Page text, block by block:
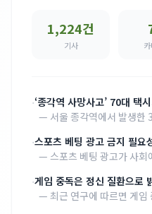
1,224건
기사
·‘종각역 사망사고’ 70대 택
— 서울 종각역에서 발생한
은 해당 기사에게서 모르핀
국과수에 정밀 검사를 의뢰
·스포츠 베팅 광고 금지 필요
— 스포츠 베팅 광고가 사
광고가 중독을 조장하고, 특
칠 수 있다는 우려가 커지고
·게임 중독은 정신 질환으로
— 최근 연구에 따르면 게